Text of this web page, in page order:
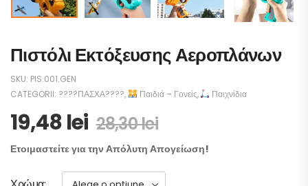
Πιστόλι Εκτόξευσης Αεροπλάνων
SKU: PIS.001.GEN
CATEGORII: ????ΠΑΣΧΑ????, Παιδιά – Γονείς, Παιχνίδια
19,48lei 28,30lei
Ετοιμαστείτε για την Απόλυτη Απογείωση!